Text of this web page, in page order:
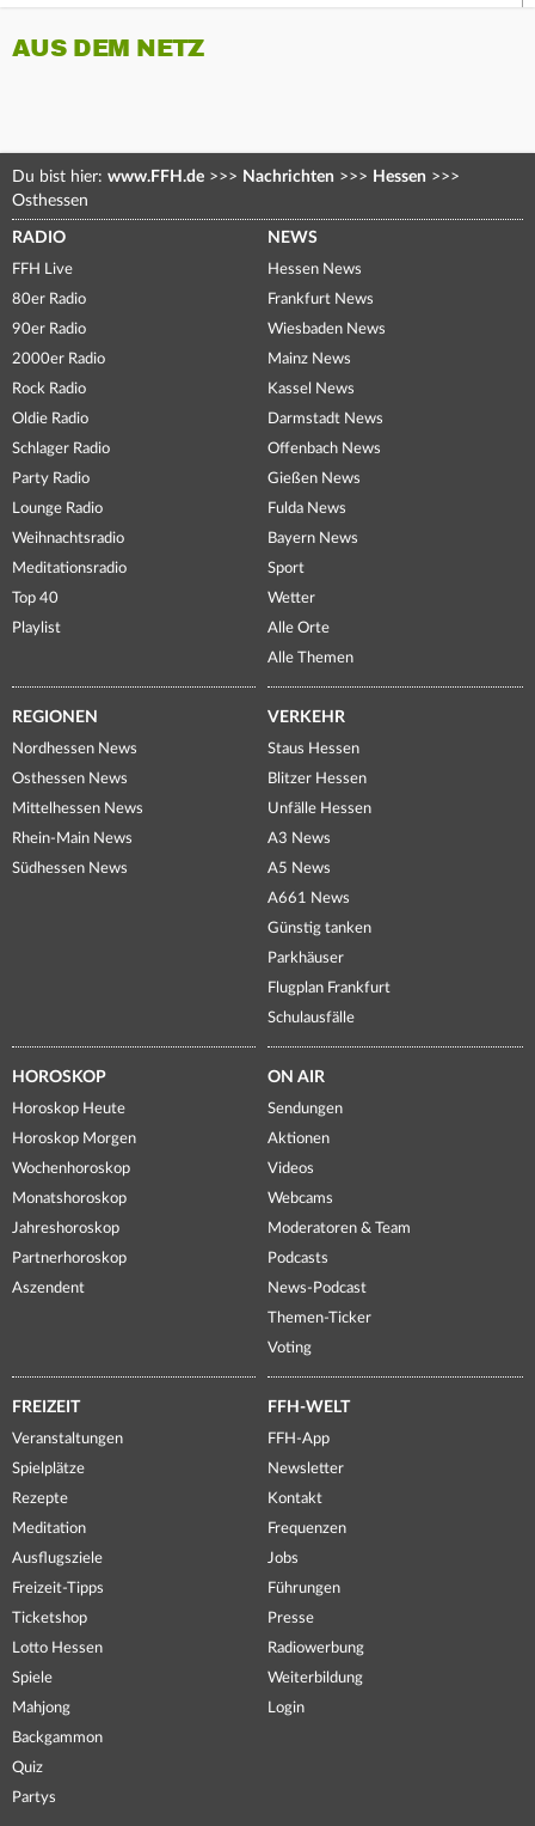
AUS DEM NETZ
Du bist hier: www.FFH.de >>> Nachrichten >>> Hessen >>>
Osthessen
RADIO
FFH Live
80er Radio
90er Radio
2000er Radio
Rock Radio
Oldie Radio
Schlager Radio
Party Radio
Lounge Radio
Weihnachtsradio
Meditationsradio
Top 40
Playlist
NEWS
Hessen News
Frankfurt News
Wiesbaden News
Mainz News
Kassel News
Darmstadt News
Offenbach News
Gießen News
Fulda News
Bayern News
Sport
Wetter
Alle Orte
Alle Themen
REGIONEN
Nordhessen News
Osthessen News
Mittelhessen News
Rhein-Main News
Südhessen News
VERKEHR
Staus Hessen
Blitzer Hessen
Unfälle Hessen
A3 News
A5 News
A661 News
Günstig tanken
Parkhäuser
Flugplan Frankfurt
Schulausfälle
HOROSKOP
Horoskop Heute
Horoskop Morgen
Wochenhoroskop
Monatshoroskop
Jahreshoroskop
Partnerhoroskop
Aszendent
ON AIR
Sendungen
Aktionen
Videos
Webcams
Moderatoren & Team
Podcasts
News-Podcast
Themen-Ticker
Voting
FREIZEIT
Veranstaltungen
Spielplätze
Rezepte
Meditation
Ausflugsziele
Freizeit-Tipps
Ticketshop
Lotto Hessen
Spiele
Mahjong
Backgammon
Quiz
Partys
FFH-WELT
FFH-App
Newsletter
Kontakt
Frequenzen
Jobs
Führungen
Presse
Radiowerbung
Weiterbildung
Login